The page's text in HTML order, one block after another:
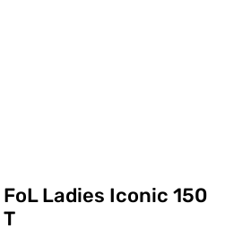
FoL Ladies Iconic 150
T